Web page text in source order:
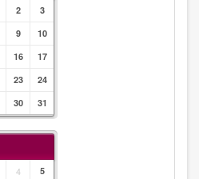
2
3
9
10
16
17
23
24
30 31
4
5